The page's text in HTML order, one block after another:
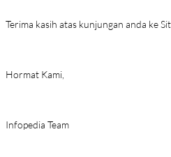
Terima kasih atas kunjungan anda ke
Hormat Kami,
Infopedia Team